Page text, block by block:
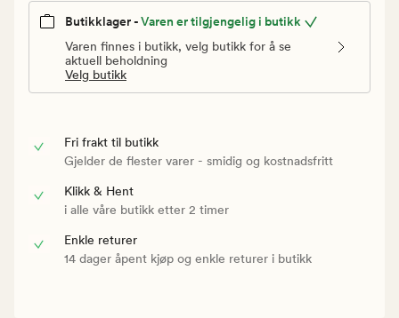
Butikklager -Varen er tilgjengelig i butikk
Varen finnes i butikk, velg butikk for å se
aktuell beholdning
Velg butikk
Fri frakt til butikk
Gjelder de flester varer - smidig og kostnadsfritt
Klikk & Hent
i alle våre butikk etter 2 timer
Enkle returer
14 dager åpent kjøp og enkle returer i butikk